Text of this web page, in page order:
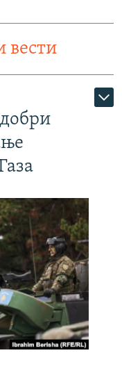
вести